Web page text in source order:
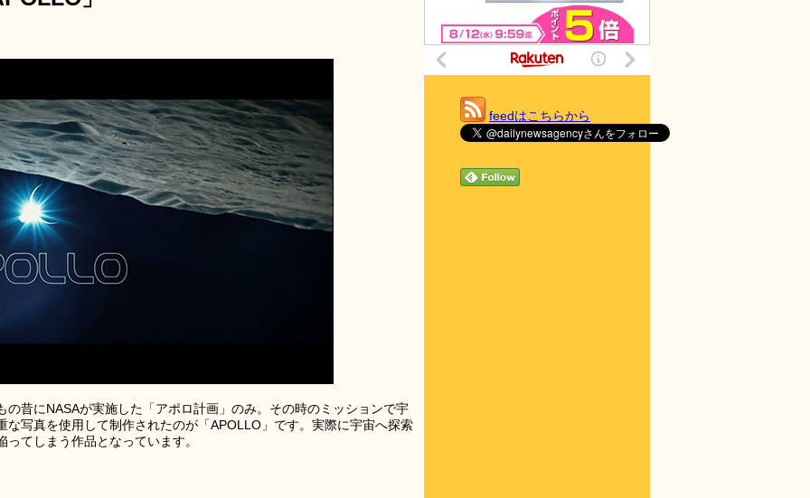
昔にNASAが実施した「アポロ計画」のみ。その時のミッションで宇
写真を使用して制作されたのが「APOLLO」です。実際に宇宙へ探索
てしまう作品となっています。
feedはこちらから